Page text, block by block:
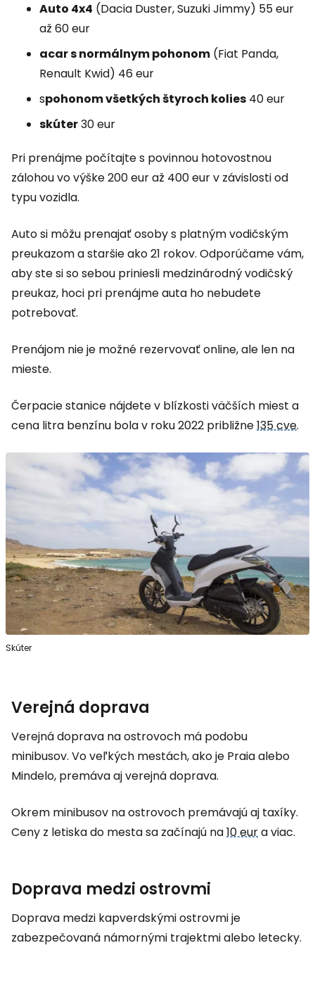
Auto 4x4 (Dacia Duster, Suzuki Jimmy) 55 eur
až 60 eur
acar s normálnym pohonom (Fiat Panda,
Renault Kwid) 46 eur
spohonom všetkých štyroch kolies 40 eur
skúter30 eur
Pri prenájme počítajte s povinnou hotovostnou
zálohou vo výške 200 eur až 400 eur v závislosti od
typu vozidla.
Auto si môžu prenajať osoby s platným vodičským
preukazom a staršie ako 21 rokov. Odporúčame vám,
aby ste si so sebou priniesli medzinárodný vodičský
preukaz, hoci pri prenájme auta ho nebudete
potrebovať.
Prenájom nie je možné rezervovať online, ale len na
mieste.
Čerpacie stanice nájdete v blízkosti väčších miest a
cena litra benzínu bola v roku 2022 približne135 cve.
Skúter
Verejná doprava
Verejná doprava na ostrovoch má podobu
minibusov. Vo veľkých mestách, ako je Praia alebo
Mindelo, premáva aj verejná doprava.
Okrem minibusov na ostrovoch premávajú aj taxíky.
Ceny z letiska do mesta sa začínajú na10 eura viac.
Doprava medzi ostrovmi
Doprava medzi kapverdskými ostrovmi je
zabezpečovaná námornými trajektmi alebo letecky.